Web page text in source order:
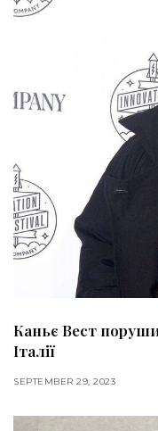
Каньє Вест
Італії
SEPTEMBER 29, 2023